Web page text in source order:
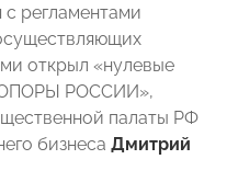
регламентами
открыл «нулевые
РОССИИ»,
палаты РФ
бизнеса Дмитрий